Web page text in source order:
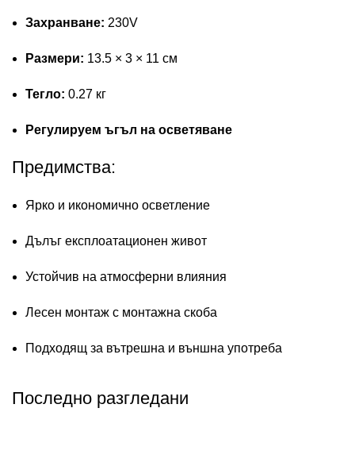
Захранване: 230V
Размери: 13.5 × 3 × 11 см
Тегло: 0.27 кг
Регулируем ъгъл на осветяване
Предимства:
Ярко и икономично осветление
Дълъг експлоатационен живот
Устойчив на атмосферни влияния
Лесен монтаж с монтажна скоба
Подходящ за вътрешна и външна употреба
Последно разгледани